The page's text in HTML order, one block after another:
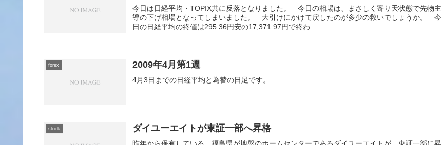
今日は日経平均・TOPIX共に反落となりました。 今日の相場は、まさしく寄り天状態で先物主
導の下げ相場となってしまいました。 大引けにかけて戻したのが多少の救いでしょうか。 今
日の日経平均の終値は295.36円安の17,371.97円で終わ...
forex 2009年4月第1週
4月3日までの日経平均と為替の日足です。
stock ダイユーエイトが東証一部へ昇格